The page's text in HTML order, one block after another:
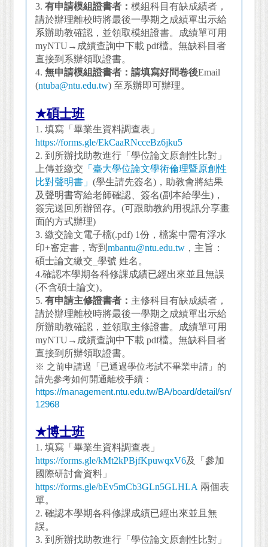
3.有申請模組證書者：模組科目有缺成績者，
請於辦理離校時將最後一學期之成績單出示給
系辦助教確認，並領取模組證書。成績單可用
myNTU→成績查詢中下載 pdf檔。無缺科目者
直接到系辦領取證書。
4.無申請模組證書者：請填寫好問卷後Email
(ntuba@ntu.edu.tw) 至系辦即可辦理。
★碩士班
1.填寫「畢業生資料調查表」
https://forms.gle/EkCaaRNcceBz6jku5
2.到所辦找助教進行「學位論文原創性比對」
上傳並繳交 「臺大學位論文學術倫理暨原創性
比對聲明書」(學生請先簽名)，助教會將結果
及聲明書寄給老師確認、簽名(副本給學生)，
簽完送回所辦留存。(可跟助教約用視訊分享畫
面的方式辦理)
3.繳交論文電子檔(.pdf) 1份，檔案中需有浮水
印+審定書，寄到mbantu@ntu.edu.tw ，主旨：
碩士論文繳交_學號 姓名。
4.確認本學期各科修課成績已經出來並且無誤
(不含碩士論文)。
5.有申請主修證書者： 主修科目有缺成績者，
請於辦理離校時將最後一學期之成績單出示給
所辦助教確認，並領取主修證書。成績單可用
myNTU→成績查詢中下載 pdf檔。無缺科目者
直接到所辦領取證書。
※ 之前申請過「已通過學位考試不畢業申請」的
請先參考如何開通離校手續：
https://management.ntu.edu.tw/BA/board/detail/sn/
12968
★博士班
1.填寫「畢業生資料調查表」
https://forms.gle/kMt2kPBjfKpuwqxV6及「參加
國際研討會資料」
https://forms.gle/bEv5mCb3GLn5GLHLA 兩個表
單。
2.確認本學期各科修課成績已經出來並且無
誤。
3.到所辦找助教進行「學位論文原創性比對」